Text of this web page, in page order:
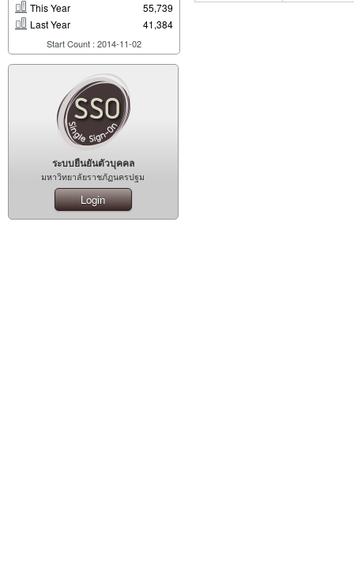
This Year
55,739
Last Year
41,384
Start Count : 2014-11-02
ระบบยืนยันตัวบุคคล
มหาวิทยาลัยราชภัฏนครปฐม
Login